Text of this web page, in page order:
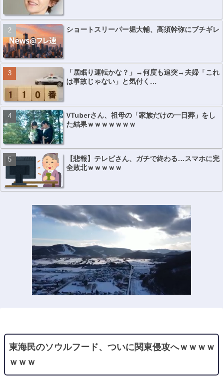
ショートスリーパー堀大輔、高須幹弥にブチギレ
「居眠り運転かな？」→何度も追突→夫婦「これ
は事故じゃない」と気付く…
VTuberさん、祖母の「家族だけの一日葬」をし
た結果ｗｗｗｗｗｗｗ
【悲報】テレビさん、ガチで終わる…スマホに完
全敗北ｗｗｗｗｗ
東海民のソウルフード、ついに関東侵攻へｗｗｗｗ
ｗｗｗ